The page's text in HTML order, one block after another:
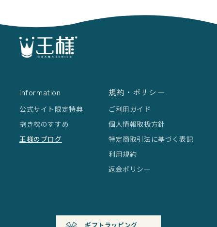
Information
公式サイト限定特典
抱き枕のすすめ
王様のブログ
規約・ポリシー
ご利用ガイド
個人情報取扱方針
特定商取引法に基づく表記
利用規約
返金ポリシー
ギフトラッピング